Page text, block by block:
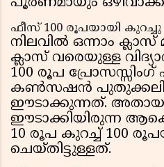
ഫീസ് 100 രൂപയായി കുറച്ചു
നിലവിൽ ഒന്നാം
ക്ലാസ് വരെയുള്ള
100 രൂപ പ്രോസസ്സിംഗ്
കൺസഷൻ
ഈടാക്കുന്നത്.
ഈടാക്കിയിരുന്ന
10 രൂപ കുറച്ച് 100
ചെയ്തിട്ടുള്ളത്.